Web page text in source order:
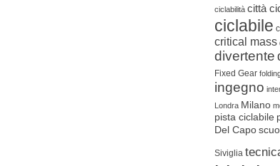
ciclabilità città
ciclabile
critical mass
divertente
Fixed Gear
ingegno
Londra Milano
pista ciclabile
Del Capo
Siviglia